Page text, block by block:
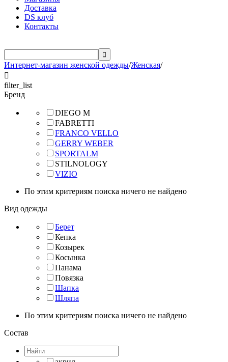
Доставка
DS клуб
Контакты

Интернет-магазин женской одежды/Женская/

filter_list
Бренд
DIEGO M
FABRETTI
FRANCO VELLO
GERRY WEBER
SPORTALM
STILNOLOGY
VIZIO
По этим критериям поиска ничего не найдено
Вид одежды
Берет
Кепка
Козырек
Косынка
Панама
Повязка
Шапка
Шляпа
По этим критериям поиска ничего не найдено
Состав